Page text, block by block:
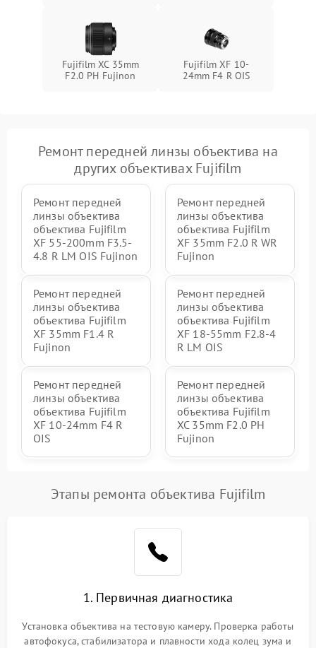
Fujifilm XC 35mm
F2.0 PH Fujinon
Fujifilm XF 10-
24mm F4 R OIS
Ремонт передней линзы объектива на
других объективах Fujifilm
Ремонт передней
линзы объектива
объектива Fujifilm
XF 55-200mm F3.5-
4.8 R LM OIS Fujinon
Ремонт передней
линзы объектива
объектива Fujifilm
XF 35mm F2.0 R WR
Fujinon
Ремонт передней
линзы объектива
объектива Fujifilm
XF 35mm F1.4 R
Fujinon
Ремонт передней
линзы объектива
объектива Fujifilm
XF 18-55mm F2.8-4
R LM OIS
Ремонт передней
линзы объектива
объектива Fujifilm
XF 10-24mm F4 R
OIS
Ремонт передней
линзы объектива
объектива Fujifilm
XC 35mm F2.0 PH
Fujinon
Этапы ремонта объектива Fujifilm
1. Первичная диагностика
Установка объектива на тестовую камеру. Проверка работы
автофокуса, стабилизатора и плавности хода колец зума и